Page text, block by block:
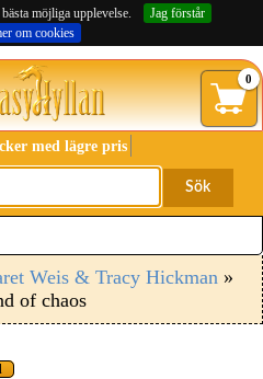
möjliga upplevelse.
Jag förstår
om cookies
0
med lägre pris
Sök
Weis & Tracy Hickman »
of chaos